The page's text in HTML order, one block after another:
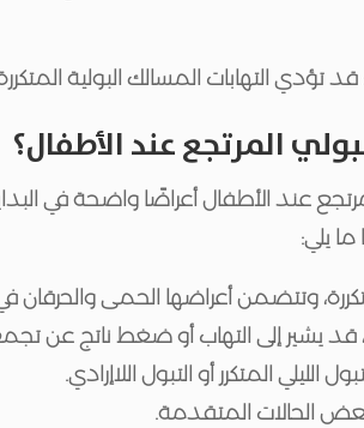
قد تؤدي التهابات المسالك البولية
المرتجع عند الأطفال؟
عند الأطفال أعراضًا واضحة في
يلي:
وتتضمن أعراضها الحمى والحرقان في
قد يشير إلى التهاب أو ضغط ناتج عن
الليلي المتكرر أو التبول اللاإرادي.
الحالات المتقدمة.